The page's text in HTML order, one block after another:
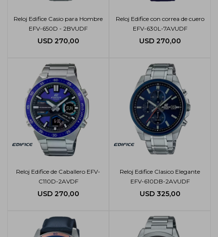
Reloj Edifice Casio para Hombre
EFV-650D - 2BVUDF
USD 270,00
Reloj Edifice con correa de cuero
EFV-630L-7AVUDF
USD 270,00
Reloj Edifice de Caballero EFV-
C110D-2AVDF
USD 270,00
Reloj Edifice Clasico Elegante
EFV-610DB-2AVUDF
USD 325,00